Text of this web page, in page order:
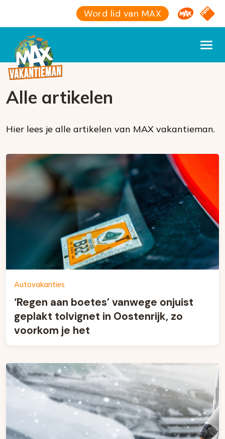
Word lid van MAX Omroep
NPO
Alle artikelen
Hier lees je alle artikelen van MAX vakantieman.
Autovakanties
‘Regen aan boetes’ vanwege onjuist
geplakt tolvignet in Oostenrijk, zo
voorkom je het